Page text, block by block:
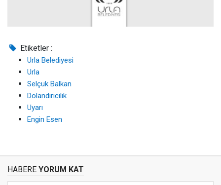
Etiketler :
Urla Belediyesi
Urla
Selçuk Balkan
Dolandırıcılık
Uyarı
Engin Esen
HABERE YORUM KAT